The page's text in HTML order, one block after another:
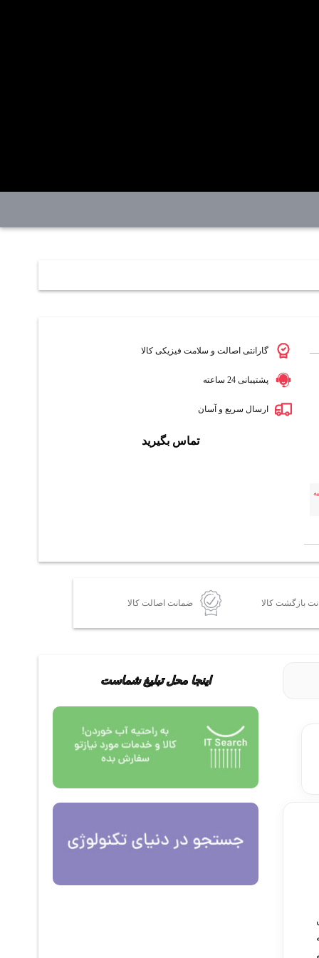
گارانتی اصالت و سلامت فیزیکی کالا
پشتیبانی 24 ساعته
ارسال سریع و آسان
تماس بگیرید
ضمانت اصالت کالا
اینجا محل تبلیغ شماست